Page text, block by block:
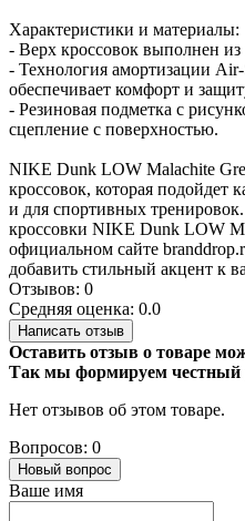
Характеристики и материалы:
- Верх кроссовок выполнен
- Технология амортизации
обеспечивает комфорт и
- Резиновая подметка с
сцепление с поверхностью.
NIKE Dunk LOW Malachite
кроссовок, которая подойдет
и для спортивных
кроссовки NIKE Dunk LOW
официальном сайте
добавить стильный акцент к
Отзывов: 0
Средняя оценка: 0.0
Написать отзыв
Оставить отзыв о товаре
Так мы формируем честный
Нет отзывов об этом товаре.
Вопросов: 0
Новый вопрос
Ваше имя